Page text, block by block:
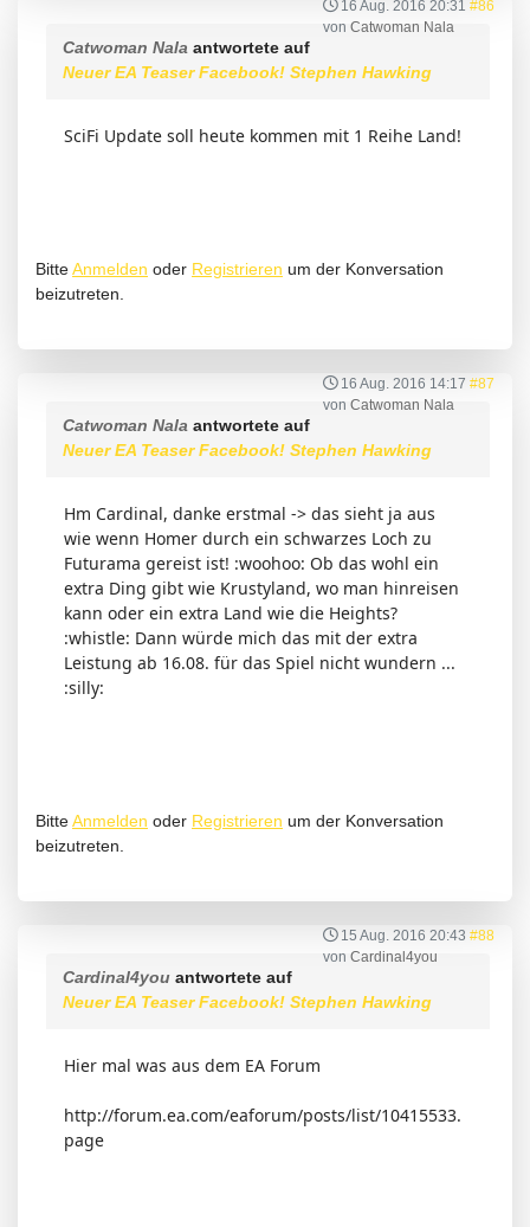
16 Aug. 2016 20:31 #86
von Catwoman Nala
Catwoman Nala antwortete auf
Neuer EA Teaser Facebook! Stephen Hawking
SciFi Update soll heute kommen mit 1 Reihe Land!
BitteAnmelden oder Registrieren um der Konversation
beizutreten.
16 Aug. 2016 14:17 #87
von Catwoman Nala
Catwoman Nala antwortete auf
Neuer EA Teaser Facebook! Stephen Hawking
Hm Cardinal, danke erstmal -> das sieht ja aus
wie wenn Homer durch ein schwarzes Loch zu
Futurama gereist ist! :woohoo: Ob das wohl ein
extra Ding gibt wie Krustyland, wo man hinreisen
kann oder ein extra Land wie die Heights?
:whistle: Dann würde mich das mit der extra
Leistung ab 16.08. für das Spiel nicht wundern ...
:silly:
BitteAnmelden oder Registrieren um der Konversation
beizutreten.
15 Aug. 2016 20:43 #88
von Cardinal4you
Cardinal4you antwortete auf
Neuer EA Teaser Facebook! Stephen Hawking
Hier mal was aus dem EA Forum
http://forum.ea.com/eaforum/posts/list/10415533.
page